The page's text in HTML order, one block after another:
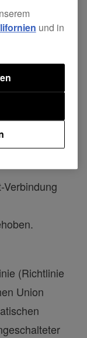
Seite
des exFAT-
(Richtlinie
Union
und in